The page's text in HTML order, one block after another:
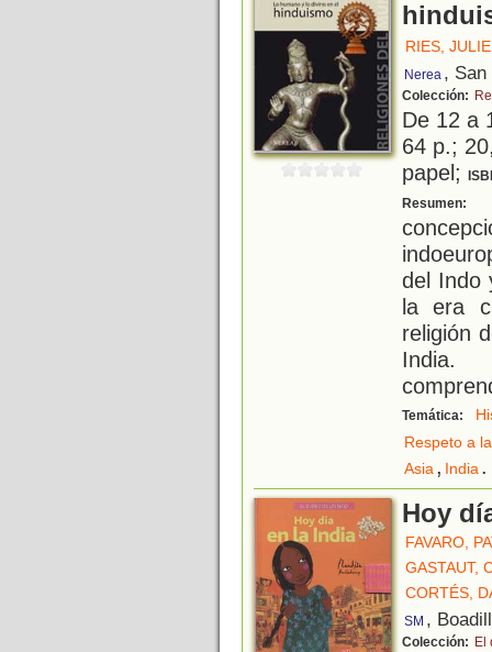
RIES,
Nerea , San
Colección:
De 12 a
64 p.;
papel;
Resumen:
del Indo
la era
religión
India.
Temática:
Respeto a
Asia, India.
Hoy
FAVARO,
GASTAUT,
CORTÉS,
SM ,
Colección: El